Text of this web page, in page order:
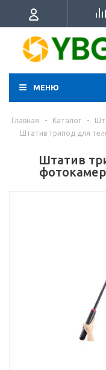
МЕНЮ
Главная - Каталог -
Штатив трипод для
Штатив